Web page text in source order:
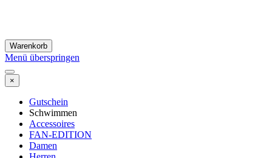
Warenkorb
Menü überspringen
×
Gutschein
Schwimmen
Accessoires
FAN-EDITION
Damen